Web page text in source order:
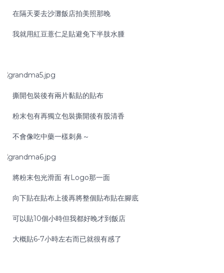
在隔天要去沙灘飯店拍美照那晚
我就用紅豆薏仁足貼避免下半肢水腫
撕開包裝後有兩片黏貼的貼布
粉末包有再獨立包裝撕開後有股清香
不會像吃中藥一樣刺鼻～
將粉末包光滑面 有Logo那一面
向下貼在貼布上後再將整個貼布貼在腳底
可以貼10個小時但我都好晚才到飯店
大概貼6-7小時左右而已就很有感了